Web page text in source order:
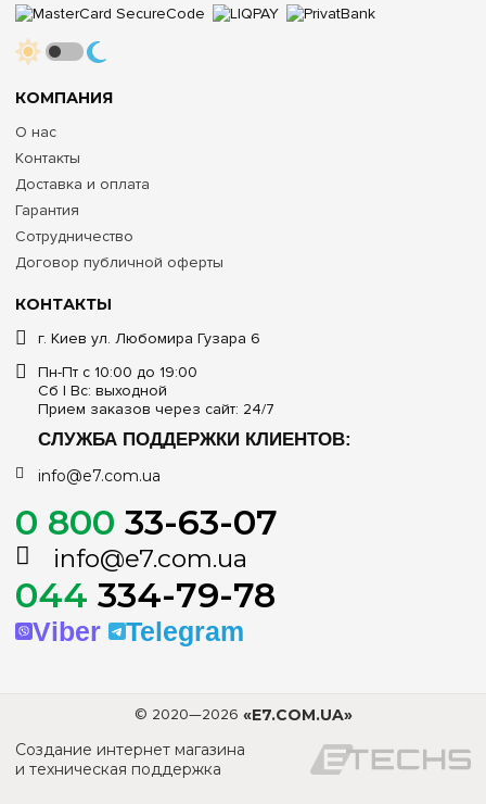
КОНТАКТЫ
г. Киев ул. Любомира Гузара 6
Пн-Пт с 10:00 до 19:00
Сб | Вс: выходной
Прием заказов через сайт: 24/7
СЛУЖБА ПОДДЕРЖКИ КЛИЕНТОВ:
info@e7.com.ua
0 800 33-63-07
info@e7.com.ua
044 334-79-78
Viber Telegram
КОМПАНИЯ
О нас
Контакты
Доставка и оплата
Гарантия
Сотрудничество
Договор публичной оферты
© 2020—2026 «E7.COM.UA»
Создание интернет магазина
и техническая поддержка